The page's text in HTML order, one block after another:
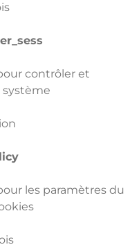
contrôler et
les paramètres du